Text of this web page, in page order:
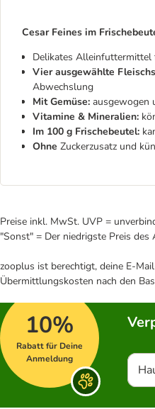
Cesar Feines im
Delikates Alleinfuttermittel
Vier ausgewählte
Abwechslung
Mit Gemüse: ausgewogen
Vitamine & Mineralien:
Im 100 g Frischebeutel:
Ohne Zuckerzusatz und
Preise inkl. MwSt. UVP =
"Sonst" = Der niedrigste Preis
zooplus ist berechtigt, deine E-
Übermittlungskosten nach den
10%
Rabatt für Deine
Anmeldung